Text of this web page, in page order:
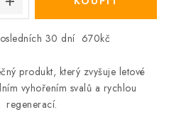
30 dní 670kč
produkt, který zvyšuje letové
vyhořením svalů a rychlou
regenerací.